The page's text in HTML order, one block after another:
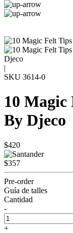
Djeco
|
SKU 3614-0
10 Magic
By Djeco
$420
$357
Pre-order
Guía de talles
Cantidad
-
+